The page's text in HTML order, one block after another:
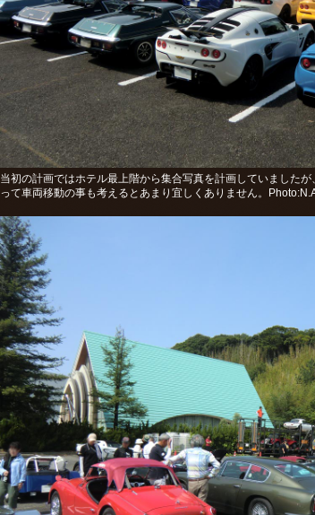
当初の計画ではホテル最上階から集合写真を計画していました
って車両移動の事も考えるとあまり宜しくありません。